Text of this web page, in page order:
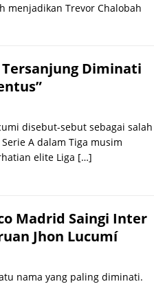
menjadikan Trevor Chalobah
Tersanjung Diminati
disebut-sebut sebagai salah
A dalam Tiga musim
elite Liga […]
Madrid Saingi Inter
Jhon Lucumí
nama yang paling diminati.